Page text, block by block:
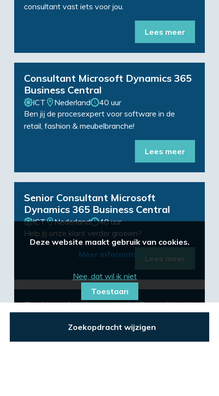
Zoekopdracht wijzigen
consultant vast iets voor jou.
Lees meer
Consultant Microsoft Dynamics 365
Business Central
ICT Nederland
40 uur
Ben jij de procesexpert voor software in de
retail, fashion & meubelbranche!
Lees meer
Senior Consultant Microsoft
Dynamics 365 Business Central
ICT Nederland
40 uur
Help jij onze klant verder groeien?
Lees meer
Business Implementatie Consultant
Bijt je vast in uitdagende projecten op het
snijvlak van Business en IT. Draag bij aan de
Deze website maakt gebruik van cookies.
Meer informatie
Nee, dat wil ik niet
Toestaan